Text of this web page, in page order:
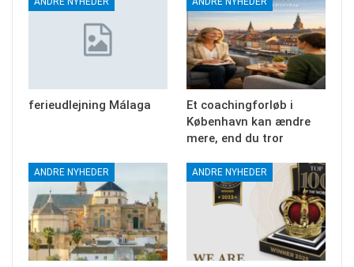
ferieudlejning Málaga
Et coachingforløb i
København kan ændre
mere, end du tror
ANDRE NYHEDER ANDRE NYHEDER